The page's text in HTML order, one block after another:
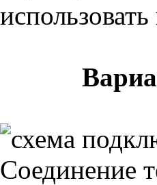
Варианты
Соединение